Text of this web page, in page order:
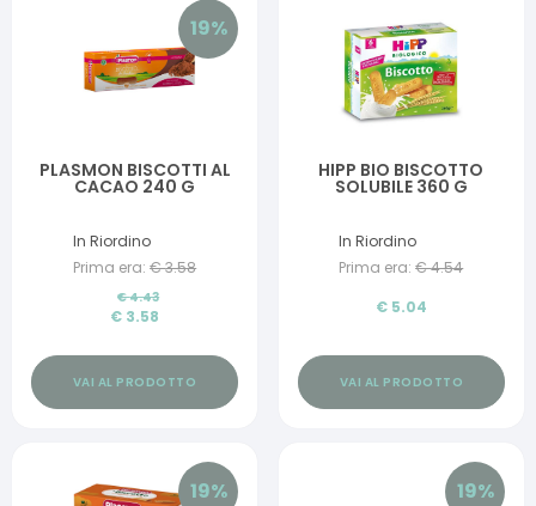
19%
PLASMON BISCOTTI AL
CACAO 240 G
In Riordino
Prima era: €3.58
€4.43
€ 3.58
VAI AL PRODOTTO
HIPP BIO BISCOTTO
SOLUBILE 360 G
In Riordino
Prima era: €4.54
€ 5.04
VAI AL PRODOTTO
19% 19%